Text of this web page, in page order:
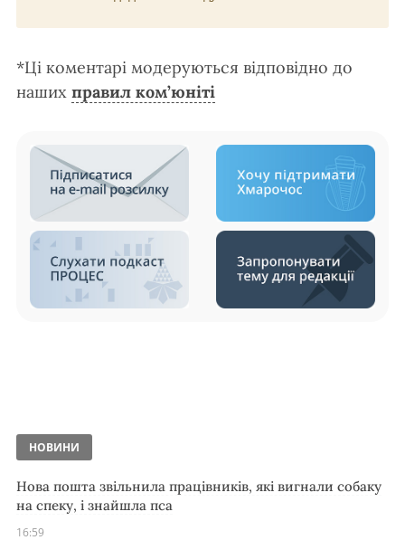
*Ці коментарі модеруються відповідно до
наших правил ком’юніті
НОВИНИ
Нова пошта звільнила працівників, які вигнали собаку
на спеку, і знайшла пса
16:59